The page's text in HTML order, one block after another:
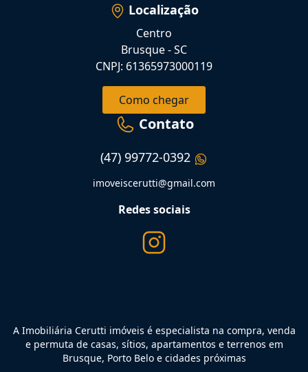
Localização
Centro
Brusque - SC
CNPJ: 61365973000119
Como chegar
Contato
(47) 99772-0392
imoveiscerutti@gmail.com
Redes sociais
A Imobiliária Cerutti imóveis é especialista na compra, venda
e permuta de casas, sítios, apartamentos e terrenos em
Brusque, Porto Belo e cidades próximas